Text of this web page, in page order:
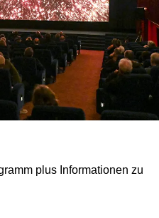
plus Informationen zu